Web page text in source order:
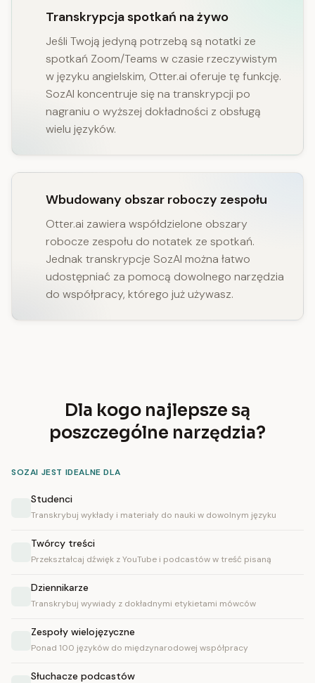
Transkrypcja spotkań na żywo
Jeśli Twoją jedyną potrzebą są notatki ze
spotkań Zoom/Teams w czasie rzeczywistym
w języku angielskim, Otter.ai oferuje tę funkcję.
SozAI koncentruje się na transkrypcji po
nagraniu o wyższej dokładności z obsługą
wielu języków.
Wbudowany obszar roboczy zespołu
Otter.ai zawiera współdzielone obszary
robocze zespołu do notatek ze spotkań.
Jednak transkrypcje SozAI można łatwo
udostępniać za pomocą dowolnego narzędzia
do współpracy, którego już używasz.
Dla kogo najlepsze są
poszczególne narzędzia?
SOZAI JEST IDEALNE DLA
Studenci
Transkrybuj wykłady i materiały do nauki w dowolnym języku
Twórcy treści
Przekształcaj dźwięk z YouTube i podcastów w treść pisaną
Dziennikarze
Transkrybuj wywiady z dokładnymi etykietami mówców
Zespoły wielojęzyczne
Ponad 100 języków do międzynarodowej współpracy
Słuchacze podcastów